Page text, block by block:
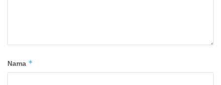
Nama *